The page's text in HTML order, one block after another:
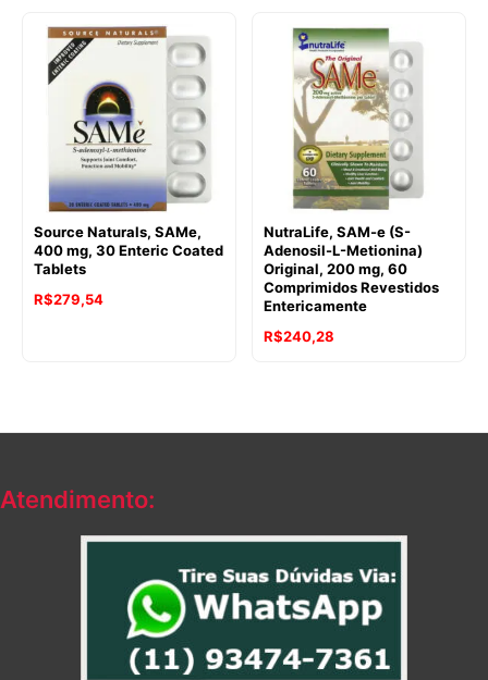
Source Naturals, SAMe,
400 mg, 30 Enteric Coated
Tablets
R$279,54
NutraLife, SAM-e (S-
Adenosil-L-Metionina)
Original, 200 mg, 60
Comprimidos Revestidos
Entericamente
R$240,28
Atendimento: